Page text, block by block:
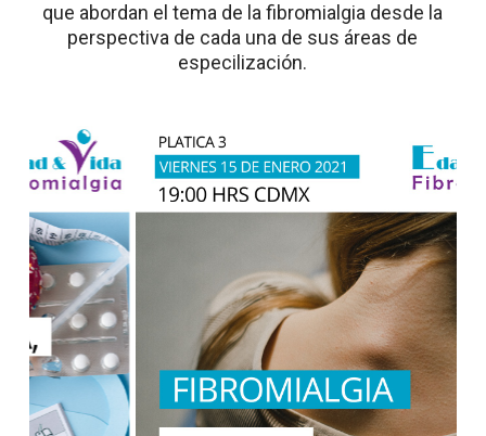
que abordan el tema de la fibromialgia desde la
perspectiva de cada una de sus áreas de
especilización.